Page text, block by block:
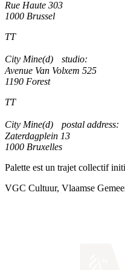
Rue Haute 303
1000 Brussel
TT
City Mine(d) studio:
Avenue Van Volxem 525
1190 Forest
TT
City Mine(d) postal address:
Zaterdagplein 13
1000 Bruxelles
Palette est un trajet collectif
VGC Cultuur, Vlaamse